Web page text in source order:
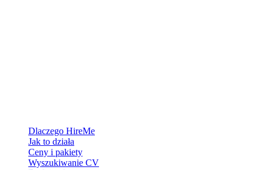
Dlaczego HireMe
Jak to działa
Ceny i pakiety
Wyszukiwanie CV